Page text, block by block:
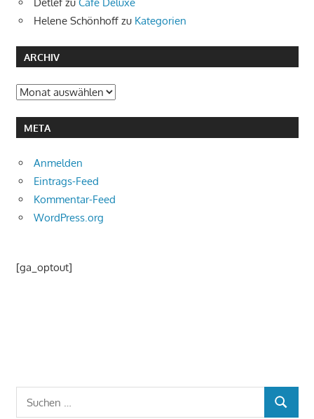
Detlefzu Café Deluxe
Helene Schönhoff zu Kategorien
ARCHIV
Archiv
META
Anmelden
Eintrags-Feed
Kommentar-Feed
WordPress.org
[ga_optout]
SUCHEN